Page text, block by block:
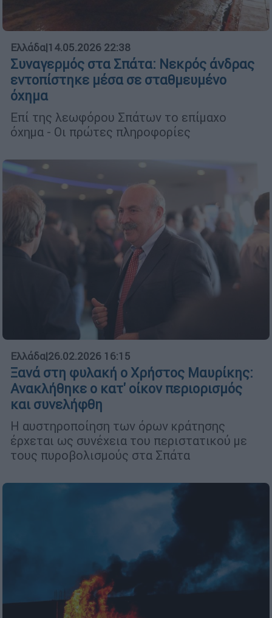
Ελλάδα|14.05.2026 22:38
Συναγερμός στα Σπάτα: Νεκρός άνδρας
εντοπίστηκε μέσα σε σταθμευμένο
όχημα
Επί της λεωφόρου Σπάτων το επίμαχο
όχημα - Οι πρώτες πληροφορίες
Ελλάδα|26.02.2026 16:15
Ξανά στη φυλακή ο Χρήστος Μαυρίκης:
Ανακλήθηκε ο κατ' οίκον περιορισμός
και συνελήφθη
Η αυστηροποίηση των όρων κράτησης
έρχεται ως συνέχεια του περιστατικού με
τους πυροβολισμούς στα Σπάτα